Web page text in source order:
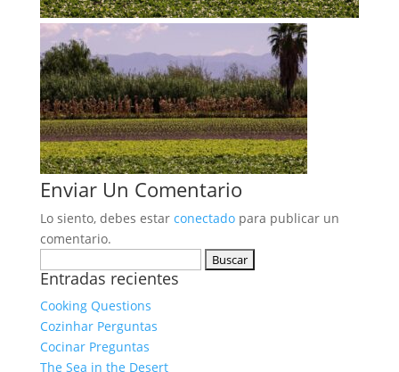
Enviar Un Comentario
Lo siento, debes estar conectadopara publicar un
comentario.
Entradas recientes
Cooking Questions
Cozinhar Perguntas
Cocinar Preguntas
The Sea in the Desert